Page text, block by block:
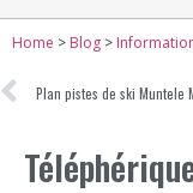
Home > Blog >
Plan pistes de ski Muntele